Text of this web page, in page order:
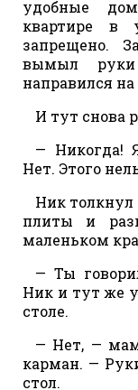
удобные
квартире в
запрещено.
вымыл
направился
И тут снова
— Никогда!
Нет. Этого
Ник толкнул
плиты и
маленьком
— Ты
Ник и тут же
столе.
— Нет, —
карман. —
стол.